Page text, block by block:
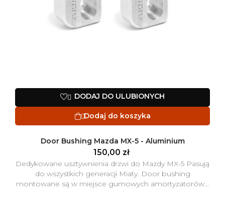
 DODAJ DO ULUBIONYCH
Dodaj do koszyka
Door Bushing Mazda MX-5 - Aluminium
150,00 zł
Dedykowane usztywnienia drzwi do Mazdy MX-5 Pasują
do wszystkich generacji Miaty. Door bushing
montowane są w miejsce gumowych amortyzatorów...